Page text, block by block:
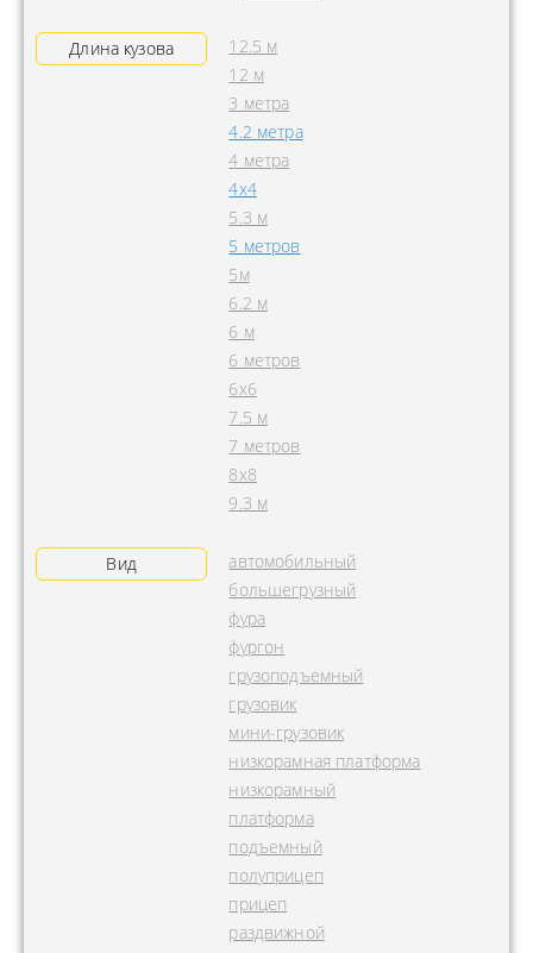
Длина кузова
12.5 м
12 м
3 метра
4.2 метра
4 метра
4x4
5.3 м
5 метров
5м
6.2 м
6 м
6 метров
6х6
7.5 м
7 метров
8х8
9.3 м
Вид
автомобильный
большегрузный
фура
фургон
грузоподъемный
грузовик
мини-грузовик
низкорамная платформа
низкорамный
платформа
подъемный
полуприцеп
прицеп
раздвижной